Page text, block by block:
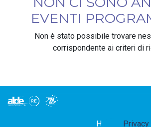
EVENTI
Non è stato possibile trovare
corrispondente ai criteri di
Home